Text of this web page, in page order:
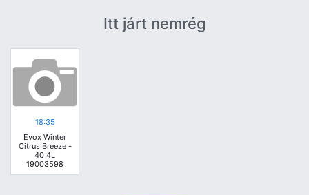
Itt járt nemrég
18:35
Evox Winter
Citrus Breeze -
40 4L
19003598